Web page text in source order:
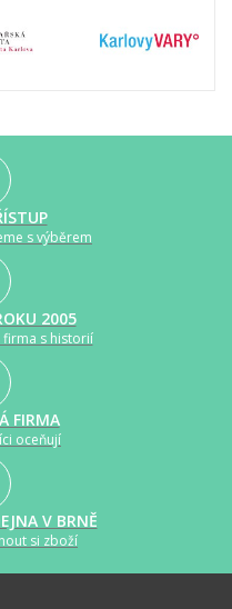
s výběrem
2005
firma s historií
FIRMA
oceňují
V BRNĚ
si zboží